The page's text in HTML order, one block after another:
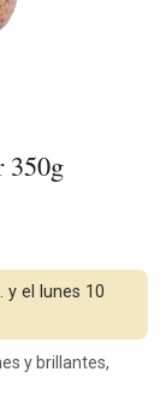
350g
y el lunes 10
y brillantes,